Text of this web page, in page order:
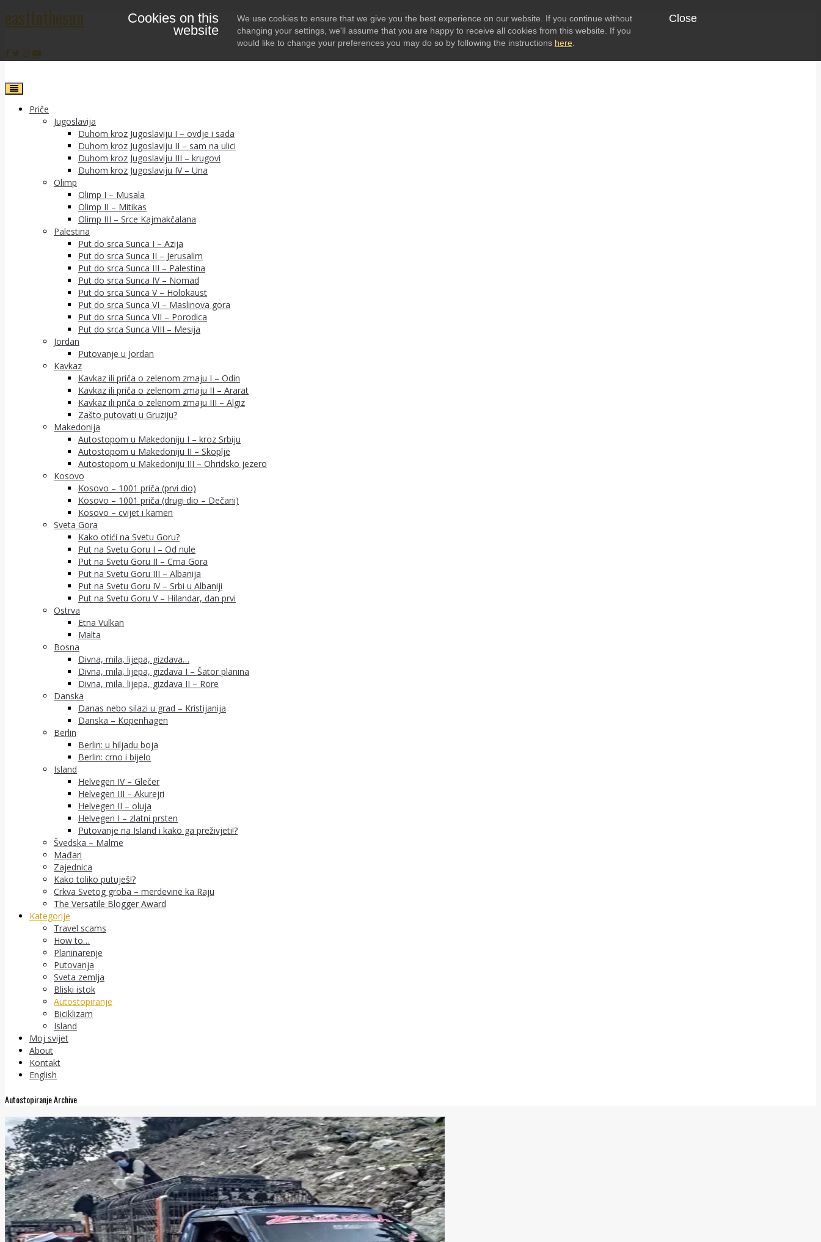
Cookies on this
website
We use cookies to ensure that we give you the best experience on our website. If you continue without
changing your settings, we'll assume that you are happy to receive all cookies from this website. If you
would like to change your preferences you may do so by following the instructions here.
Close
Skip
to
easttothesun
Priče
Jugoslavija
Duhom kroz Jugoslaviju I – ovdje i sada
Duhom kroz Jugoslaviju II – sam na ulici
Duhom kroz Jugoslaviju III – krugovi
Duhom kroz Jugoslaviju IV – Una
Olimp
Olimp I – Musala
Olimp II – Mitikas
Olimp III – Srce Kajmakčalana
Palestina
Put do srca Sunca I – Azija
Put do srca Sunca II – Jerusalim
Put do srca Sunca III – Palestina
Put do srca Sunca IV – Nomad
Put do srca Sunca V – Holokaust
Put do srca Sunca VI – Maslinova gora
Put do srca Sunca VII – Porodica
Put do srca Sunca VIII – Mesija
Jordan
Putovanje u Jordan
Kavkaz
Kavkaz ili priča o zelenom zmaju I – Odin
Kavkaz ili priča o zelenom zmaju II – Ararat
Kavkaz ili priča o zelenom zmaju III – Algiz
Zašto putovati u Gruziju?
Makedonija
Autostopom u Makedoniju I – kroz Srbiju
Autostopom u Makedoniju II – Skoplje
Autostopom u Makedoniju III – Ohridsko jezero
Kosovo
Kosovo – 1001 priča (prvi dio)
Kosovo – 1001 priča (drugi dio – Dečani)
Kosovo – cvijet i kamen
Sveta Gora
Kako otići na Svetu Goru?
Put na Svetu Goru I – Od nule
Put na Svetu Goru II – Crna Gora
Put na Svetu Goru III – Albanija
Put na Svetu Goru IV – Srbi u Albaniji
Put na Svetu Goru V – Hilandar, dan prvi
Ostrva
Etna Vulkan
Malta
Bosna
Divna, mila, lijepa, gizdava…
Divna, mila, lijepa, gizdava I – Šator planina
Divna, mila, lijepa, gizdava II – Rore
Danska
Danas nebo silazi u grad – Kristijanija
Danska – Kopenhagen
Berlin
Berlin: u hiljadu boja
Berlin: crno i bijelo
Island
Helvegen IV – Glečer
Helvegen III – Akurejri
Helvegen II – oluja
Helvegen I – zlatni prsten
Putovanje na Island i kako ga preživjeti!?
Švedska – Malme
Mađari
Zajednica
Kako toliko putuješ!?
Crkva Svetog groba – merdevine ka Raju
The Versatile Blogger Award
Kategorije
Travel scams
How to…
Planinarenje
Putovanja
Sveta zemlja
Bliski istok
Autostopiranje
Biciklizam
Island
Moj svijet
About
Kontakt
English
Autostopiranje Archive